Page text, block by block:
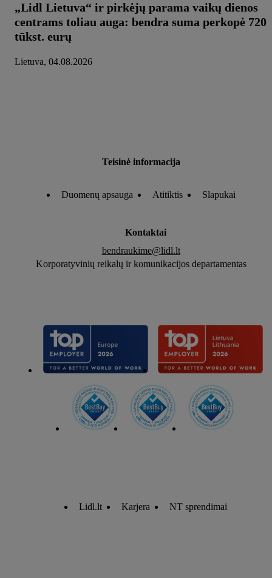
„Lidl Lietuva“ ir pirkėjų parama vaikų dienos
centrams toliau auga: bendra suma perkopė 720
tūkst. eurų
Lietuva, 04.08.2026
Teisinė informacija
Duomenų apsauga Atitiktis Slapukai
Kontaktai
bendraukime@lidl.lt
Korporatyvinių reikalų ir komunikacijos departamentas
Lidl.lt Karjera NT sprendimai